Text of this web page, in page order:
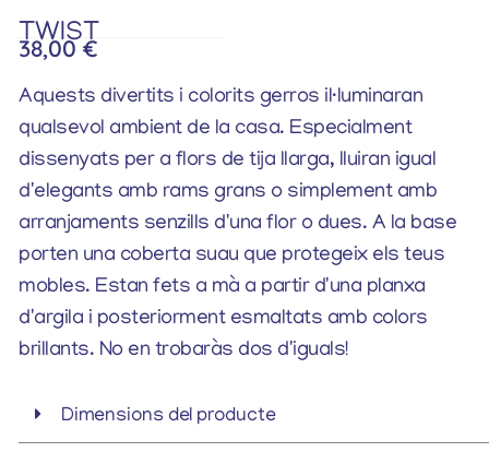
TWIST
38,00€
Aquests divertits i colorits gerros il·luminaran
qualsevol ambient de la casa. Especialment
dissenyats per a flors de tija llarga, lluiran igual
d'elegants amb rams grans o simplement amb
arranjaments senzills d'una flor o dues. A la base
porten una coberta suau que protegeix els teus
mobles. Estan fets a mà a partir d'una planxa
d'argila i posteriorment esmaltats amb colors
brillants. No en trobaràs dos d'iguals!
Dimensions del producte